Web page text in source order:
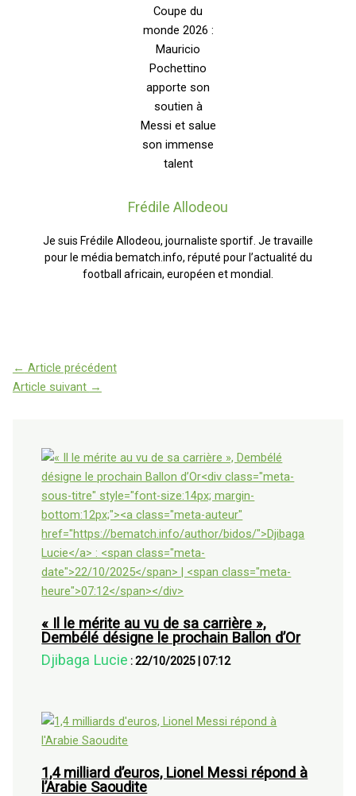
Frédile Allodeou
Je suis Frédile Allodeou, journaliste sportif. Je travaille
pour le média bematch.info, réputé pour l’actualité du
football africain, européen et mondial.
← Article précédent
Article suivant →
« Il le mérite au vu de sa carrière »,
Dembélé désigne le prochain Ballon d’Or
Djibaga Lucie :22/10/2025 |07:12
1,4 milliard d’euros, Lionel Messi répond à
l’Arabie Saoudite